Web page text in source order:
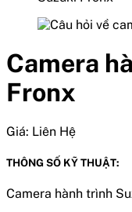
Camera
Fronx
Giá: Liên Hệ
THÔNG SỐ KỸ THUẬT:
Camera hành trình